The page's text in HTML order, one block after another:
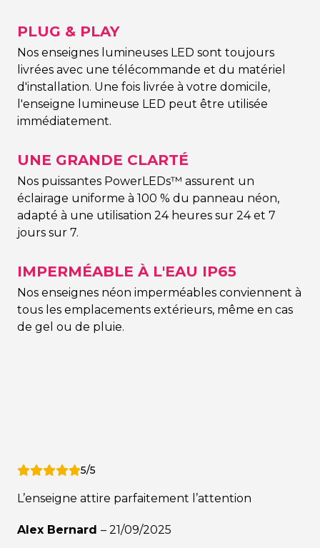
PLUG & PLAY
Nos enseignes lumineuses LED sont toujours
livrées avec une télécommande et du matériel
d'installation. Une fois livrée à votre domicile,
l'enseigne lumineuse LED peut être utilisée
immédiatement.
UNE GRANDE CLARTÉ
Nos puissantes PowerLEDs™ assurent un
éclairage uniforme à 100 % du panneau néon,
adapté à une utilisation 24 heures sur 24 et 7
jours sur 7.
IMPERMÉABLE À L'EAU IP65
Nos enseignes néon imperméables conviennent à
tous les emplacements extérieurs, même en cas
de gel ou de pluie.
5/5
L’enseigne attire parfaitement l’attention
Alex Bernard – 21/09/2025